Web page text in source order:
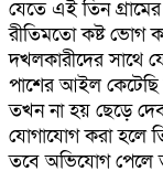
যেতে এই তিন
রীতিমতো কষ্ট
দখলকারীদের সাথে
পাশের আইল কেটেছি
তখন না হয় ছেড়ে
যোগাযোগ করা হলে
তবে অভিযোগ পেলে